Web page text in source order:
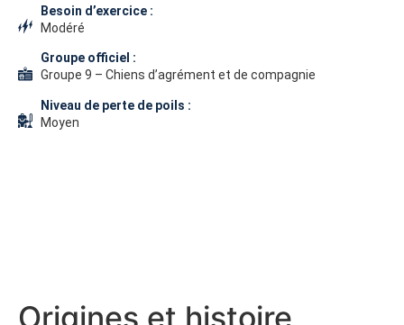
Besoin d’exercice :
Modéré
Groupe officiel :
Groupe 9 – Chiens d’agrément et de compagnie
Niveau de perte de poils :
Moyen
Origines et histoire